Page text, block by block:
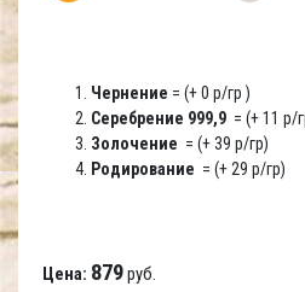
Чернение = (+ 0 р/гр )
Серебрение 999,9 = (+ 11 р/
Золочение = (+ 39 р/гр)
Родирование = (+ 29 р/гр)
Цена: 879руб.